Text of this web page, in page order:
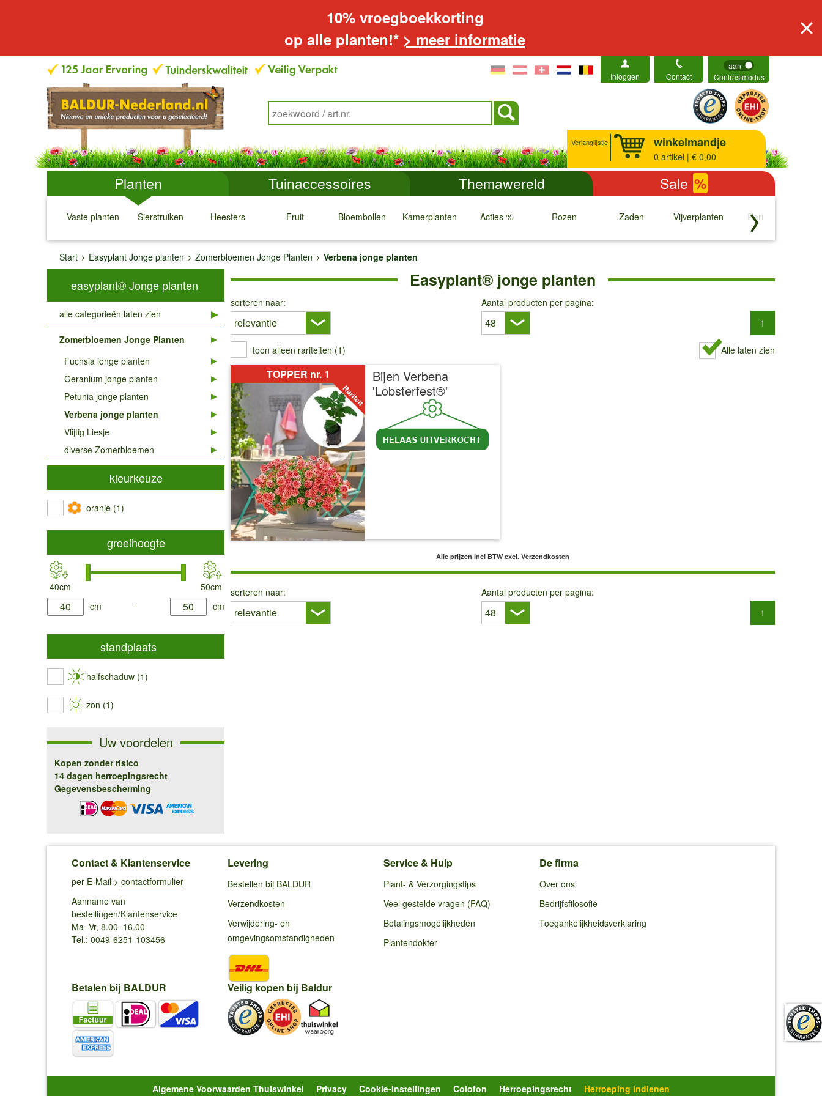
10% vroegboekkorting
op alle planten!* > meer informatie
Inloggen Contact
aan
Contrastmodus
Verlanglijstje winkelmandje
0 artikel | € 0,00
Planten Tuinaccessoires Themawereld Sale %
Vaste planten
↓
Sierstruiken
↓
Heesters
↓
Fruit
↓
Bloembollen
↓
Kamerplanten
↓
Acties %
↓
Rozen
↓
Zaden
↓
Vijverplanten
↓
Rariteiten
↓
Start
Easyplant Jonge planten Zomerbloemen Jonge Planten Verbena jonge planten
Easyplant® jonge planten
sorteren naar:
Aantal producten per pagina:
1
toon alleen rariteiten (1) Alle laten zien
TOPPER nr. 1
Bijen Verbena
'Lobsterfest®'
Alle prijzen incl BTW excl. Verzendkosten
sorteren naar:
Aantal producten per pagina:
1
easyplant® Jonge planten
alle categorieën laten zien
Zomerbloemen Jonge Planten
Fuchsia jonge planten
Geranium jonge planten
Petunia jonge planten
Verbena jonge planten
Vlijtig Liesje
diverse Zomerbloemen
kleurkeuze
oranje (1)
groeihoogte
40cm
50cm
product.list.filter.height.min
cm - cm
product.list.filter.height.max
standplaats
halfschaduw (1)
zon (1)
Uw voordelen
Kopen zonder risico
14 dagen herroepingsrecht
Gegevensbescherming
Contact & Klantenservice
per E-Mail > contactformulier
Aanname van
bestellingen/Klantenservice
Ma–Vr, 8.00–16.00
Tel.: 0049-6251-103456
Levering
Bestellen bij BALDUR
Verzendkosten
Verwijdering- en
omgevingsomstandigheden
Service & Hulp
Plant- & Verzorgingstips
Veel gestelde vragen (FAQ)
Betalingsmogelijkheden
Plantendokter
De firma
Over ons
Bedrijfsfilosofie
Toegankelijkheidsverklaring
Betalen bij BALDUR Veilig kopen bij Baldur
Algemene Voorwaarden Thuiswinkel Privacy Cookie-Instellingen Colofon Herroepingsrecht Herroeping indienen